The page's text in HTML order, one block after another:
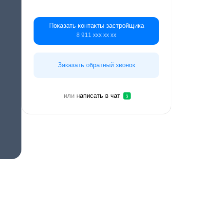
Показать контакты застройщика
8 911 ххх хх хх
Заказать обратный звонок
или написать в чат